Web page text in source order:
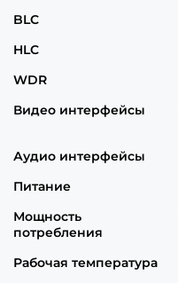
BLC
HLC
WDR
Видео интерфейсы
Аудио интерфейсы
Питание
Мощность
потребления
Рабочая температура